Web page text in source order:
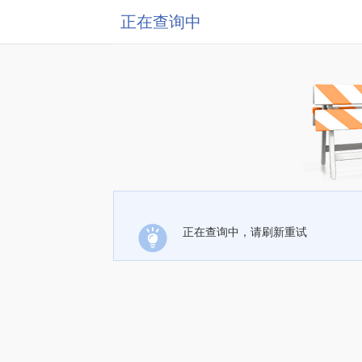
正在查询中
正在查询中，请刷新重试